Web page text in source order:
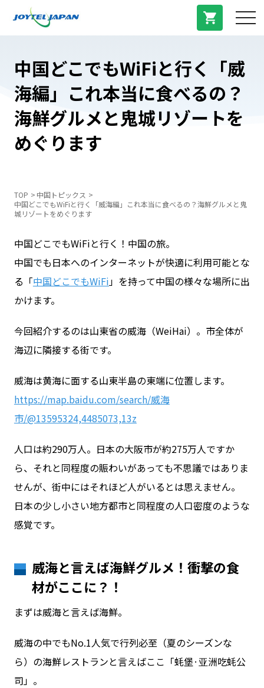
WiFiレンタルプランお申し込み
料金プラン
プラン/商品
中国トピックス
法人登録
中国どこでもWiFiと行く「威
海編」これ本当に食べるの？
海鮮グルメと鬼城リゾートを
めぐります
TOP
中国トピックス
中国どこでもWiFiと行く「威海編」これ本当に食べるの？海鮮グルメと鬼
城リゾートをめぐります
中国どこでもWiFiと行く！中国の旅。
中国でも日本へのインターネットが快適に利用可能とな
る「中国どこでもWiFi」を持って中国の様々な場所に出
かけます。
今回紹介するのは山東省の威海（WeiHai）。市全体が
海辺に隣接する街です。
威海は黄海に面する山東半島の東端に位置します。
https://map.baidu.com/search/威海
市/@13595324,4485073,13z
人口は約290万人。日本の大阪市が約275万人ですか
ら、それと同程度の賑わいがあっても不思議ではありま
せんが、街中にはそれほど人がいるとは思えません。
日本の少し小さい地方都市と同程度の人口密度のような
感覚です。
威海と言えば海鮮グルメ！衝撃の食
材がここに？！
まずは威海と言えば海鮮。
威海の中でもNo.1人気で行列必至（夏のシーズンな
ら）の海鮮レストランと言えばここ「蚝堡·亚洲吃蚝公
司」。